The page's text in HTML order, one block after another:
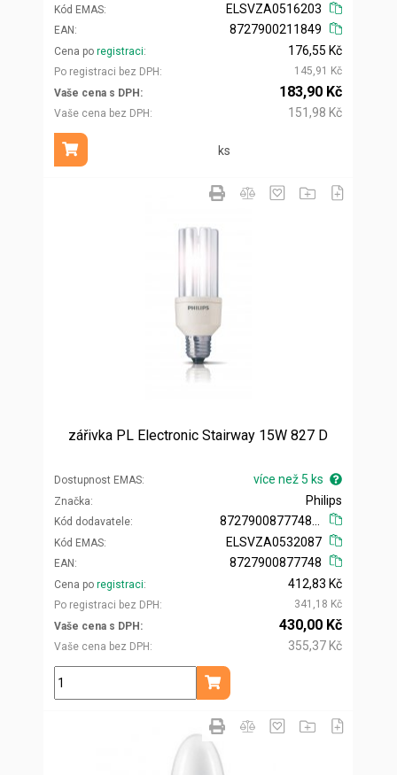
Kód EMAS
EAN
ELSVZA0516203
8727900211849
Cena po registraci
Po registraci bez DPH
176,55 Kč
145,91 Kč
Vaše cena s DPH
Vaše cena bez DPH
183,90 Kč
151,98 Kč
ks
Přidat do košíku
zářivka PL Electronic Stairway 15W 827 D
Dostupnost EMAS více než 5 ks
Značka
Kód dodavatele
Philips
Kód EMAS
EAN
ELSVZA0532087
8727900877748
Cena po registraci
Po registraci bez DPH
412,83 Kč
341,18 Kč
Vaše cena s DPH
Vaše cena bez DPH
430,00 Kč
355,37 Kč
ks
Přidat do košíku